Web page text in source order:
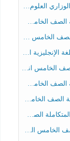
الفصل الثالث
الفصل الثالث
الفصل الثالث
الفصل الثالث
عام الفصل الثالث